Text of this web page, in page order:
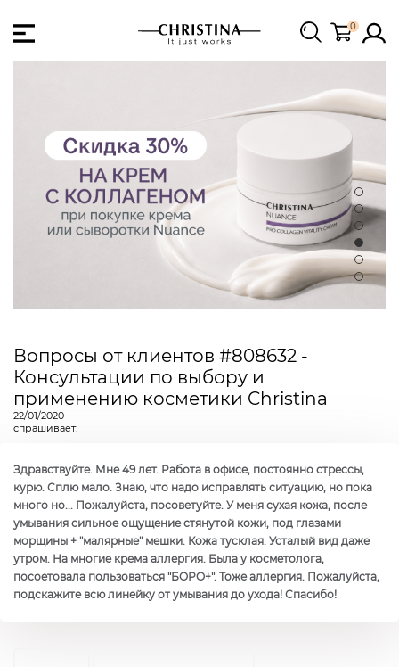
0
Вопросы от клиентов #808632 -
Консультации по выбору и
применению косметики Christina
22/01/2020
спрашивает:
Здравствуйте. Мне 49 лет. Работа в офисе, постоянно стрессы,
курю. Сплю мало. Знаю, что надо исправлять ситуацию, но пока
много но... Пожалуйста, посоветуйте. У меня сухая кожа, после
умывания сильное ощущение стянутой кожи, под глазами
морщины + "малярные" мешки. Кожа тусклая. Усталый вид даже
утром. На многие крема аллергия. Была у косметолога,
посоетовала пользоваться "БОРО+". Тоже аллергия. Пожалуйста,
подскажите всю линейку от умывания до ухода! Спасибо!